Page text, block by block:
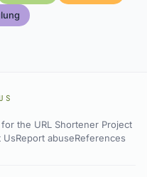
the URL Shortener Project
UsReport abuseReferences